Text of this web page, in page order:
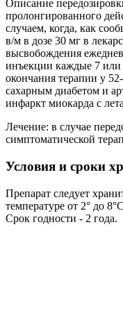
Описание
пролонгированного
случаем, когда, как
в/м в дозе 30 мг в
высвобождения
инъекции каждые 7 или
окончания терапии у
сахарным диабетом и
инфаркт миокарда с
Лечение: в случае
симптоматической
Условия и сроки
Препарат следует
температуре от 2° до
Срок годности - 2 года.